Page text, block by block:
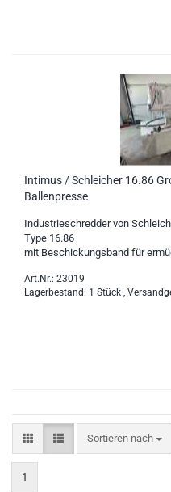
Intimus / Schleicher 16.86
Ballenpresse
Industrieschredder von
Type 16.86
mit Beschickungsband für
Art.Nr.: 23019
Lagerbestand: 1 Stück ,
Sortieren nach
1